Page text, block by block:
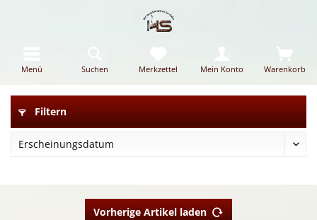
Menü Warenkorb
Merkzettel Mein Konto
Suchen
Filtern
Vorherige Artikel laden